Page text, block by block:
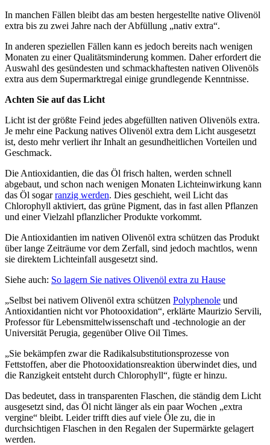
In manchen Fällen bleibt das am besten hergestellte native Olivenöl
extra bis zu zwei Jahre nach der Abfüllung „nativ extra“.
In anderen speziellen Fällen kann es jedoch bereits nach wenigen
Monaten zu einer Qualitätsminderung kommen. Daher erfordert die
Auswahl des gesündesten und schmackhaftesten nativen Olivenöls
extra aus dem Supermarktregal einige grundlegende Kenntnisse.
Achten Sie auf das Licht
Licht ist der größte Feind jedes abgefüllten nativen Olivenöls extra.
Je mehr eine Packung natives Olivenöl extra dem Licht ausgesetzt
ist, desto mehr verliert ihr Inhalt an gesundheitlichen Vorteilen und
Geschmack.
Die Antioxidantien, die das Öl frisch halten, werden schnell
abgebaut, und schon nach wenigen Monaten Lichteinwirkung kann
das Öl sogarranzig werden. Dies geschieht, weil Licht das
Chlorophyll aktiviert, das grüne Pigment, das in fast allen Pflanzen
und einer Vielzahl pflanzlicher Produkte vorkommt.
Die Antioxidantien im nativen Olivenöl extra schützen das Produkt
über lange Zeiträume vor dem Zerfall, sind jedoch machtlos, wenn
sie direktem Lichteinfall ausgesetzt sind.
Siehe auch: So lagern Sie natives Olivenöl extra zu Hause
„Selbst bei nativem Olivenöl extra schützen Polyphenole und
Antioxidantien nicht vor Photooxidation“, erklärte Maurizio Servili,
Professor für Lebensmittelwissenschaft und -technologie an der
Universität Perugia, gegenüber Olive Oil Times.
„Sie bekämpfen zwar die Radikalsubstitutionsprozesse von
Fettstoffen, aber die Photooxidationsreaktion überwindet dies, und
die Ranzigkeit entsteht durch Chlorophyll“, fügte er hinzu.
Das bedeutet, dass in transparenten Flaschen, die ständig dem Licht
ausgesetzt sind, das Öl nicht länger als ein paar Wochen „extra
vergine“ bleibt. Leider trifft dies auf viele Öle zu, die in
durchsichtigen Flaschen in den Regalen der Supermärkte gelagert
werden.